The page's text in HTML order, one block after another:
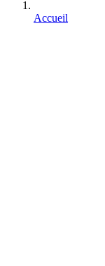
Accueil